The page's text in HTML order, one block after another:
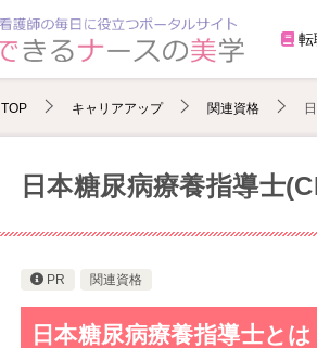
転
TOP キャリアアップ 関連資格
日本糖尿病療養指導士
PR 関連資格
日本糖尿病療養指導士とは